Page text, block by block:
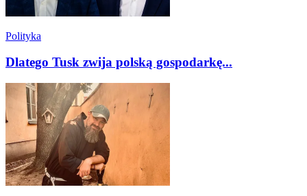
Polityka
Dlatego Tusk zwija polską gospodarkę...